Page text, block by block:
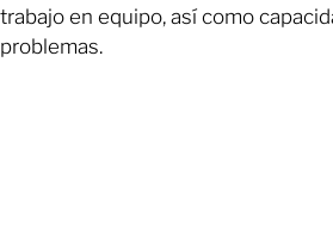
trabajo en equipo, así como
problemas.